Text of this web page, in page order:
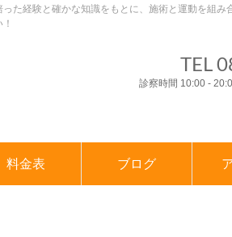
た経験と確かな知識をもとに、施術と運動を組み
TEL
診察時間 10:00 -
料金表 ブログ